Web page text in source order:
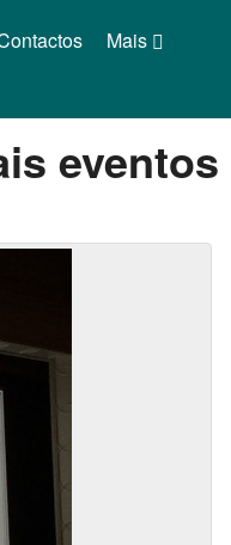
Mais
eventos